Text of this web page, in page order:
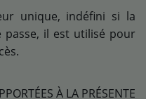
unique, indéfini si la
il est utilisé pour
À LA PRÉSENTE